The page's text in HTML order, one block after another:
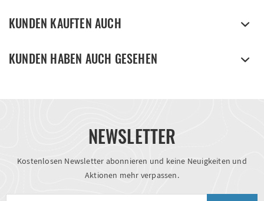
KUNDEN KAUFTEN AUCH
KUNDEN HABEN AUCH GESEHEN
NEWSLETTER
Kostenlosen Newsletter abonnieren und keine Neuigkeiten und
Aktionen mehr verpassen.